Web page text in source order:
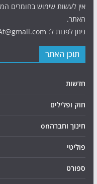
אין לעשות שימוש בחומרים
האתר.
ניתן לפנות ל: Avihai.ZoomAt@gmail.com
תוכן האתר
חדשות
חוק ופלילים
חינוך וחברהon
פוליטי
ספורט